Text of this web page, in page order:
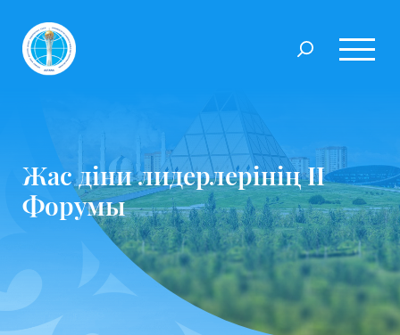
Жас діни лидерлерінің ІІ
Форумы